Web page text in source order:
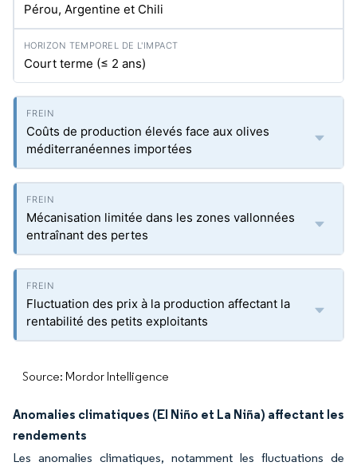
Pérou, Argentine et Chili
Court terme (≤ 2 ans)
Coûts de production élevés face aux olives
méditerranéennes importées
Mécanisation limitée dans les zones vallonnées
entraînant des pertes
Fluctuation des prix à la production affectant la
rentabilité des petits exploitants
Source: Mordor Intelligence
Anomalies climatiques (El Niño et La Niña) affectant les
rendements
Les anomalies climatiques, notamment les fluctuations de